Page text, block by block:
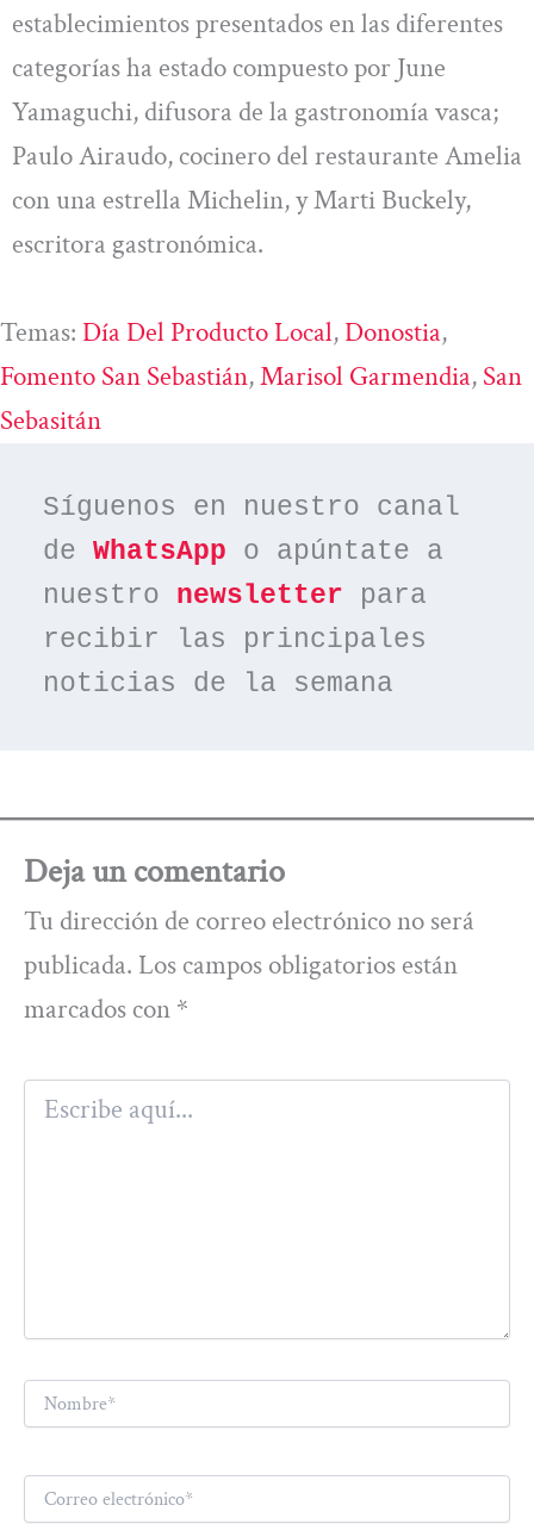
establecimientos presentados en las diferentes
categorías ha estado compuesto por June
Yamaguchi, difusora de la gastronomía vasca;
Paulo Airaudo, cocinero del restaurante Amelia
con una estrella Michelin, y Marti Buckely,
escritora gastronómica.
Temas: Día Del Producto Local, Donostia
Fomento San Sebastián, Marisol Garmendia, San
Sebasitán
Síguenos en nuestro canal
de WhatsApp o apúntate a
nuestro newsletter para
recibir las principales
noticias de la semana
Deja un comentario
Tu dirección de correo electrónico no será
publicada. Los campos obligatorios están
marcados con *
Escribe
aquí...
Correo
electrónico*